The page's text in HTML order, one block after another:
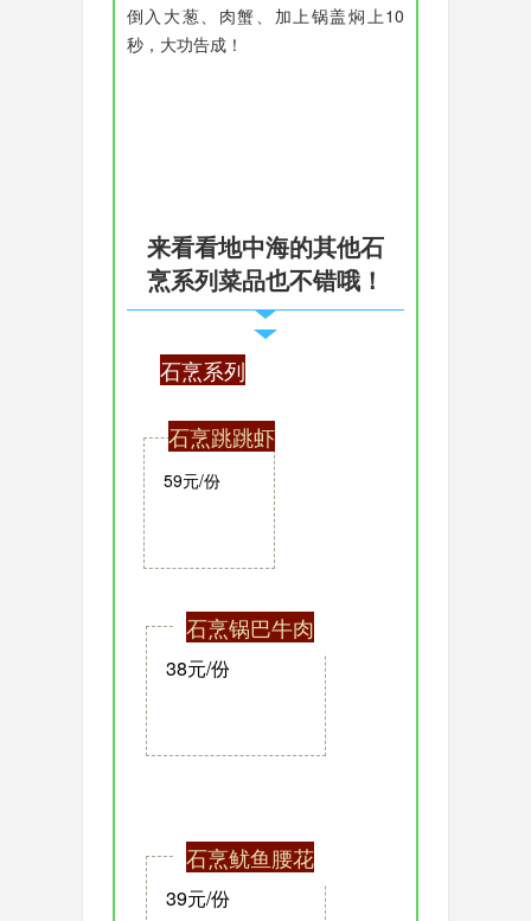
倒入大葱、肉蟹、加上锅盖焖上10
秒，大功告成！
来看看地中海的其他石
烹系列菜品也不错哦！
石烹系列
石烹跳跳虾
59元/份
石烹锅巴牛肉
38元/份
石烹鱿鱼腰花
39元/份